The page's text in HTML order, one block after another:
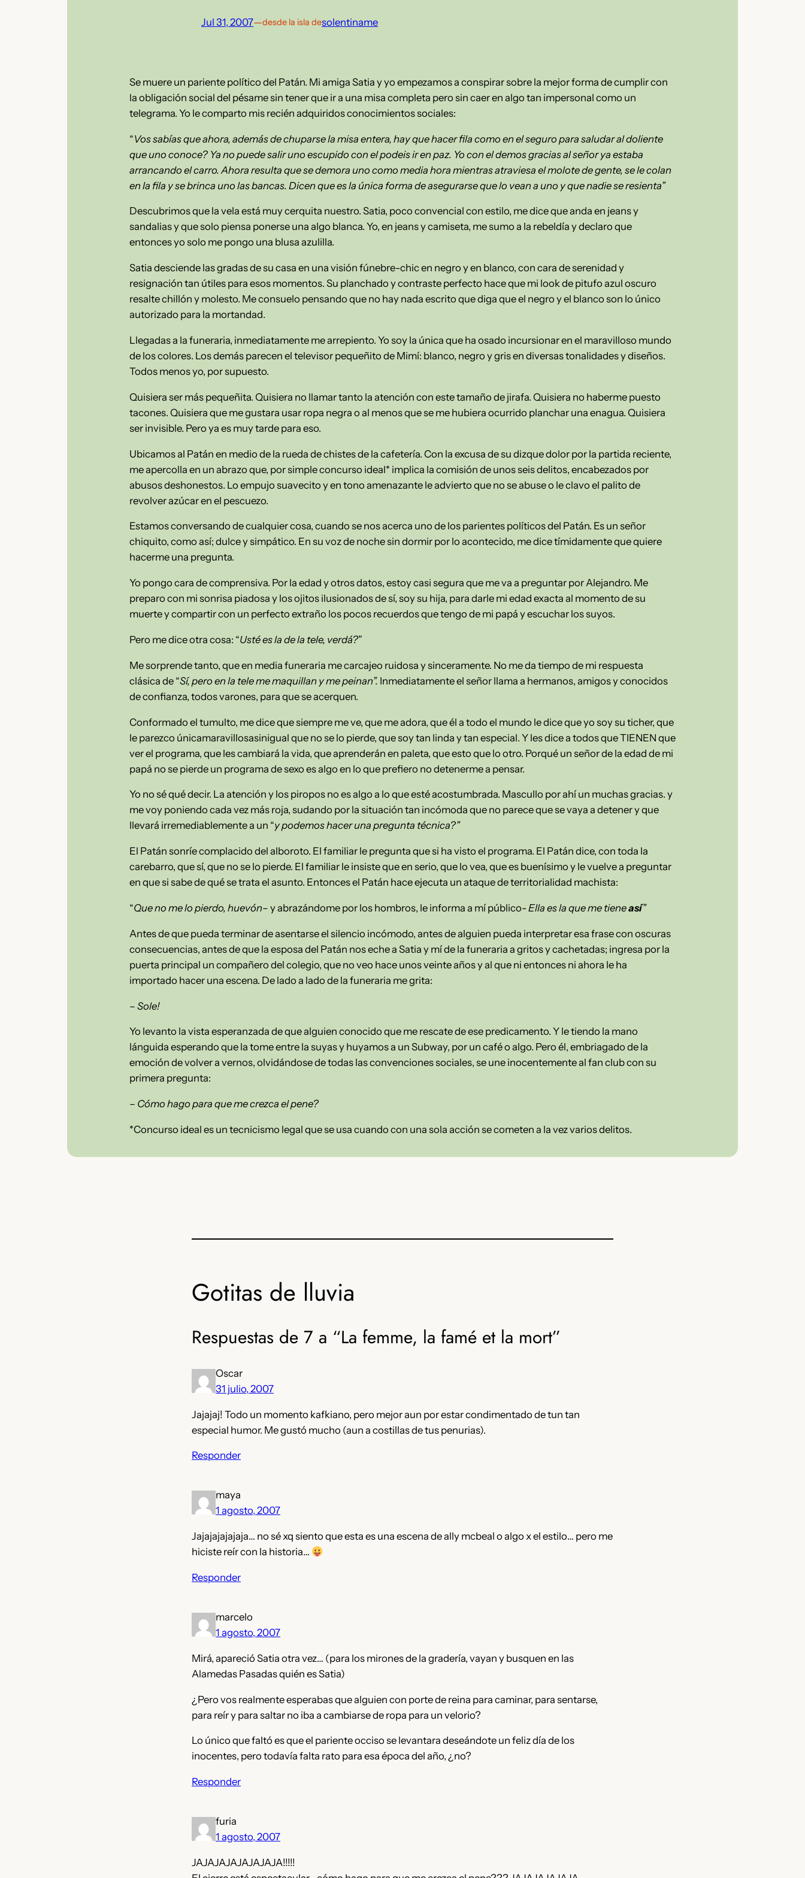
Jul 31, 2007—desde la isla desolentiname
Se muere un pariente político del Patán. Mi amiga Satia y yo empezamos a conspirar sobre la mejor forma de cumplir con
la obligación social del pésame sin tener que ir a una misa completa pero sin caer en algo tan impersonal como un
telegrama. Yo le comparto mis recién adquiridos conocimientos sociales:
“Vos sabías que ahora, además de chuparse la misa entera, hay que hacer fila como en el seguro para saludar al doliente
que uno conoce? Ya no puede salir uno escupido con el podeis ir en paz. Yo con el demos gracias al señor ya estaba
arrancando el carro. Ahora resulta que se demora uno como media hora mientras atraviesa el molote de gente, se le colan
en la fila y se brinca uno las bancas. Dicen que es la única forma de asegurarse que lo vean a uno y que nadie se resienta”
Descubrimos que la vela está muy cerquita nuestro. Satia, poco convencial con estilo, me dice que anda en jeans y
sandalias y que solo piensa ponerse una algo blanca. Yo, en jeans y camiseta, me sumo a la rebeldía y declaro que
entonces yo solo me pongo una blusa azulilla.
Satia desciende las gradas de su casa en una visión fúnebre-chic en negro y en blanco, con cara de serenidad y
resignación tan útiles para esos momentos. Su planchado y contraste perfecto hace que mi look de pitufo azul oscuro
resalte chillón y molesto. Me consuelo pensando que no hay nada escrito que diga que el negro y el blanco son lo único
autorizado para la mortandad.
Llegadas a la funeraria, inmediatamente me arrepiento. Yo soy la única que ha osado incursionar en el maravilloso mundo
de los colores. Los demás parecen el televisor pequeñito de Mimí: blanco, negro y gris en diversas tonalidades y diseños.
Todos menos yo, por supuesto.
Quisiera ser más pequeñita. Quisiera no llamar tanto la atención con este tamaño de jirafa. Quisiera no haberme puesto
tacones. Quisiera que me gustara usar ropa negra o al menos que se me hubiera ocurrido planchar una enagua. Quisiera
ser invisible. Pero ya es muy tarde para eso.
Ubicamos al Patán en medio de la rueda de chistes de la cafetería. Con la excusa de su dizque dolor por la partida reciente,
me apercolla en un abrazo que, por simple concurso ideal* implica la comisión de unos seis delitos, encabezados por
abusos deshonestos. Lo empujo suavecito y en tono amenazante le advierto que no se abuse o le clavo el palito de
revolver azúcar en el pescuezo.
Estamos conversando de cualquier cosa, cuando se nos acerca uno de los parientes políticos del Patán. Es un señor
chiquito, como así; dulce y simpático. En su voz de noche sin dormir por lo acontecido, me dice tímidamente que quiere
hacerme una pregunta.
Yo pongo cara de comprensiva. Por la edad y otros datos, estoy casi segura que me va a preguntar por Alejandro. Me
preparo con mi sonrisa piadosa y los ojitos ilusionados de sí, soy su hija, para darle mi edad exacta al momento de su
muerte y compartir con un perfecto extraño los pocos recuerdos que tengo de mi papá y escuchar los suyos.
Pero me dice otra cosa: “Usté es la de la tele, verdá?”
Me sorprende tanto, que en media funeraria me carcajeo ruidosa y sinceramente. No me da tiempo de mi respuesta
clásica de “Sí, pero en la tele me maquillan y me peinan”. Inmediatamente el señor llama a hermanos, amigos y conocidos
de confianza, todos varones, para que se acerquen.
Conformado el tumulto, me dice que siempre me ve, que me adora, que él a todo el mundo le dice que yo soy su ticher, que
le parezco únicamaravillosasinigual que no se lo pierde, que soy tan linda y tan especial. Y les dice a todos que TIENEN que
ver el programa, que les cambiará la vida, que aprenderán en paleta, que esto que lo otro. Porqué un señor de la edad de mi
papá no se pierde un programa de sexo es algo en lo que prefiero no detenerme a pensar.
Yo no sé qué decir. La atención y los piropos no es algo a lo que esté acostumbrada. Mascullo por ahí un muchas gracias. y
me voy poniendo cada vez más roja, sudando por la situación tan incómoda que no parece que se vaya a detener y que
llevará irremediablemente a un “y podemos hacer una pregunta técnica?”
El Patán sonríe complacido del alboroto. El familiar le pregunta que si ha visto el programa. El Patán dice, con toda la
carebarro, que sí, que no se lo pierde. El familiar le insiste que en serio, que lo vea, que es buenísimo y le vuelve a preguntar
en que si sabe de qué se trata el asunto. Entonces el Patán hace ejecuta un ataque de territorialidad machista:
“Que no me lo pierdo, huevón– y abrazándome por los hombros, le informa a mí público-Ella es la que me tieneasí”
Antes de que pueda terminar de asentarse el silencio incómodo, antes de alguien pueda interpretar esa frase con oscuras
consecuencias, antes de que la esposa del Patán nos eche a Satia y mí de la funeraria a gritos y cachetadas; ingresa por la
puerta principal un compañero del colegio, que no veo hace unos veinte años y al que ni entonces ni ahora le ha
importado hacer una escena. De lado a lado de la funeraria me grita:
– Sole!
Yo levanto la vista esperanzada de que alguien conocido que me rescate de ese predicamento. Y le tiendo la mano
lánguida esperando que la tome entre la suyas y huyamos a un Subway, por un café o algo. Pero él, embriagado de la
emoción de volver a vernos, olvidándose de todas las convenciones sociales, se une inocentemente al fan club con su
primera pregunta:
– Cómo hago para que me crezca el pene?
*Concurso ideal es un tecnicismo legal que se usa cuando con una sola acción se cometen a la vez varios delitos.
Gotitas de lluvia
Respuestas de 7 a “La femme, la famé et la mort”
Oscar
31 julio, 2007
Jajajaj! Todo un momento kafkiano, pero mejor aun por estar condimentado de tun tan
especial humor. Me gustó mucho (aun a costillas de tus penurias).
Responder
maya
1 agosto, 2007
Jajajajajajaja… no sé xq siento que esta es una escena de ally mcbeal o algo x el estilo… pero me
hiciste reír con la historia…
Responder
marcelo
1 agosto, 2007
Mirá, apareció Satia otra vez… (para los mirones de la gradería, vayan y busquen en las
Alamedas Pasadas quién es Satia)
¿Pero vos realmente esperabas que alguien con porte de reina para caminar, para sentarse,
para reír y para saltar no iba a cambiarse de ropa para un velorio?
Lo único que faltó es que el pariente occiso se levantara deseándote un feliz día de los
inocentes, pero todavía falta rato para esa época del año, ¿no?
Responder
furia
1 agosto, 2007
JAJAJAJAJAJAJAJA!!!!!